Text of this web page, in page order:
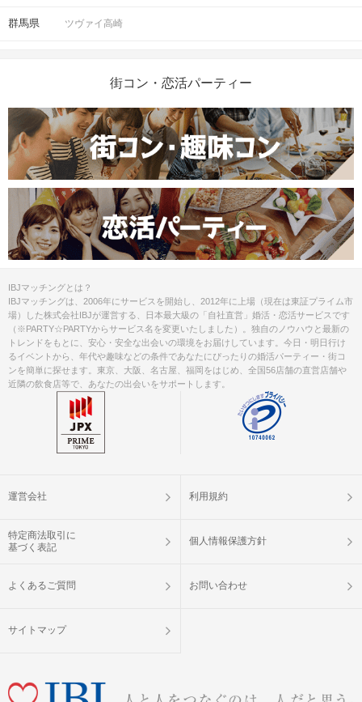
群馬県 ツヴァイ高崎
街コン・恋活パーティー
IBJマッチングとは？
IBJマッチングは、2006年にサービスを開始し、2012年に上場（現在は東証プライム市
場）した株式会社IBJが運営する、日本最大級の「自社直営」婚活・恋活サービスです
（※PARTY☆PARTYからサービス名を変更いたしました）。独自のノウハウと最新の
トレンドをもとに、安心・安全な出会いの環境をお届けしています。今日・明日行け
るイベントから、年代や趣味などの条件であなたにぴったりの婚活パーティー・街コ
ンを簡単に探せます。東京、大阪、名古屋、福岡をはじめ、全国56店舗の直営店舗や
近隣の飲食店等で、あなたの出会いをサポートします。
運営会社 利用規約
特定商法取引に
基づく表記
個人情報保護方針
よくあるご質問 お問い合わせ
サイトマップ